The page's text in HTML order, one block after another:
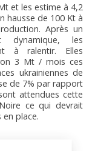
et les estime à 4,2
hausse de 100 Kt à
Après un
dynamique, les
à ralentir. Elles
3 Mt / mois ces
ukrainiennes de
de 7% par rapport
attendues cette
ce qui devrait
place.